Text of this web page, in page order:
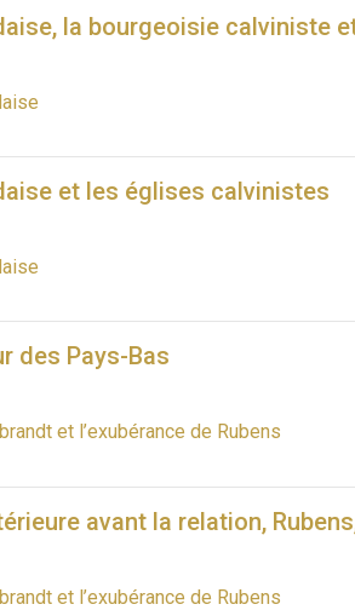
la bourgeoisie calviniste
et les églises calvinistes
des Pays-Bas
et l’exubérance de Rubens
avant la relation,
et l’exubérance de Rubens